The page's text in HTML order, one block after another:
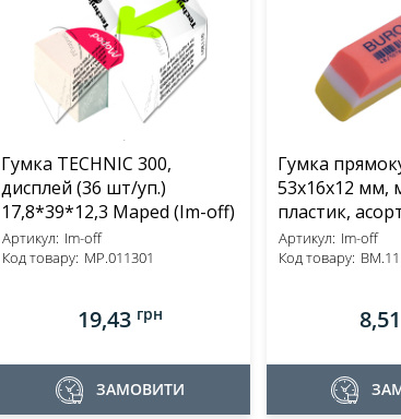
Гумка TECHNIC 300,
дисплей (36 шт/уп.)
17,8*39*12,3 Maped (Im-off)
Артикул: Im-off
Код товару: MP.011301
19,43 грн
ЗАМОВИТИ
Гумка
53x16x12 мм,
пластик,
BUROMAX
Артикул: Im-off
Код товару:
8,51